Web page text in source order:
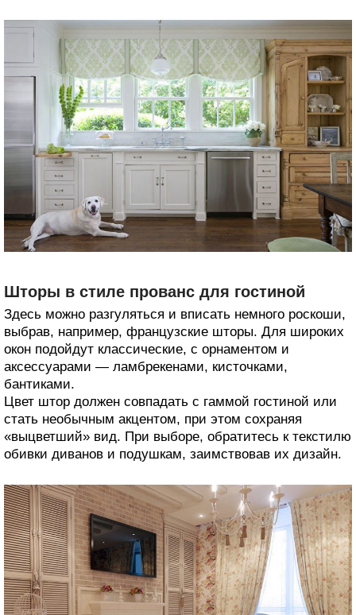
Шторы в стиле прованс для гостиной
Здесь можно разгуляться и вписать немного роскоши,
выбрав, например, французские шторы. Для широких
окон подойдут классические, с орнаментом и
аксессуарами — ламбрекенами, кисточками,
бантиками.
Цвет штор должен совпадать с гаммой гостиной или
стать необычным акцентом, при этом сохраняя
«выцветший» вид. При выборе, обратитесь к текстилю
обивки диванов и подушкам, заимствовав их дизайн.